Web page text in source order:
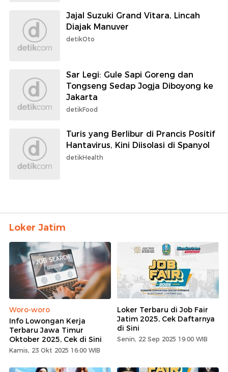
Jajal Suzuki Grand Vitara, Lincah
Diajak Manuver
detikOto
Sar Legi: Gule Sapi Goreng dan
Tongseng Sedap Jogja Diboyong ke
Jakarta
detikFood
Turis yang Berlibur di Prancis Positif
Hantavirus, Kini Diisolasi di Spanyol
detikHealth
Loker Jatim
Woro-woro
Info Lowongan Kerja
Terbaru Jawa Timur
Oktober 2025, Cek di Sini
Kamis, 23 Okt 2025 16:00 WIB
Loker Terbaru di Job Fair
Jatim 2025, Cek Daftarnya
di Sini
Senin, 22 Sep 2025 19:00 WIB